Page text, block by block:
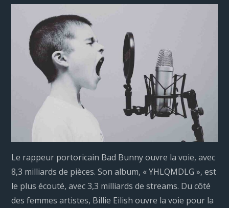
Le rappeur portoricain Bad Bunny ouvre la voie, avec
8,3 milliards de pièces. Son album, « YHLQMDLG », est
le plus écouté, avec 3,3 milliards de streams. Du côté
des femmes artistes, Billie Eilish ouvre la voie pour la